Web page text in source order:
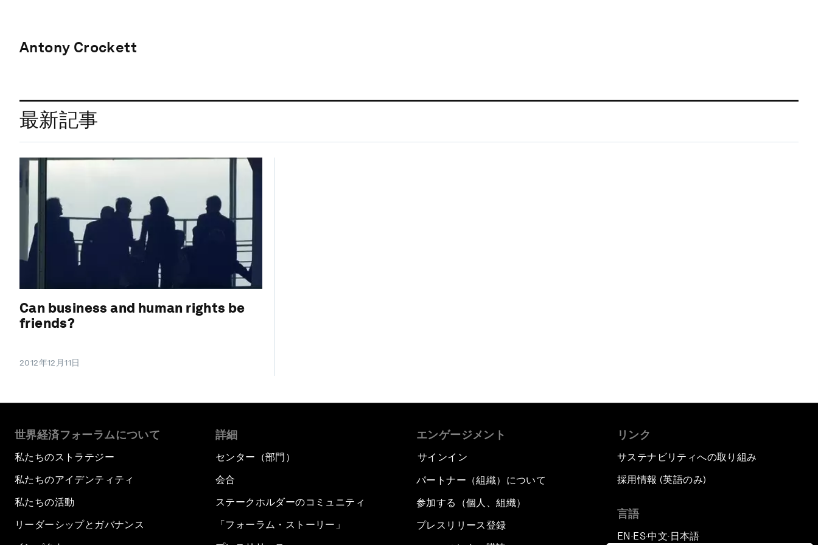
Antony Crockett
最新記事
Can business and human rights be
friends?
2012年12月11日
世界経済フォーラムについて
私たちのストラテジー
私たちのアイデンティティ
私たちの活動
リーダーシップとガバナンス
詳細
センター（部門）
会合
ステークホルダーのコミュニティ
「フォーラム・ストーリー」
エンゲージメント
サインイン
パートナー（組織）について
参加する（個人、組織）
プレスリリース登録
リンク
サステナビリティへの取り組み
採用情報 (英語のみ)
言語
EN ▪ES▪中文▪ 日本語